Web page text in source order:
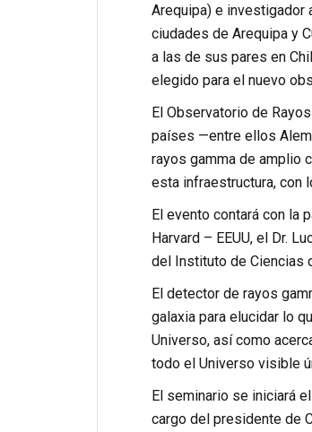
Arequipa) e investigador
ciudades de Arequipa y
a las de sus pares en
elegido para el nuevo
El Observatorio de
países —entre ellos
rayos gamma de amplio
esta infraestructura, con
El evento contará con la
Harvard – EEUU, el Dr.
del Instituto de Ciencias
El detector de rayos
galaxia para elucidar lo
Universo, así como
todo el Universo visible
El seminario se iniciará
cargo del presidente de